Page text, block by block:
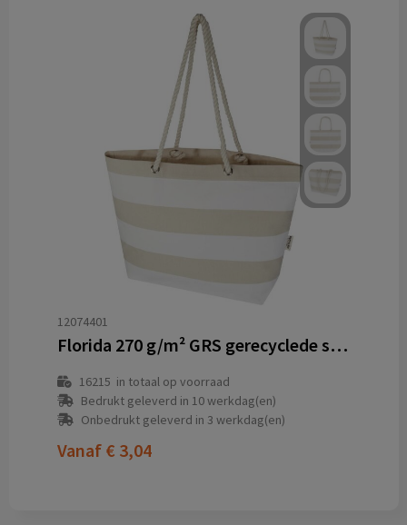
12074401
Florida 270 g/m² GRS gerecyclede strandtas 18L
16215 in totaal op voorraad
Bedrukt geleverd in 10 werkdag(en)
Onbedrukt geleverd in 3 werkdag(en)
Vanaf € 3,04